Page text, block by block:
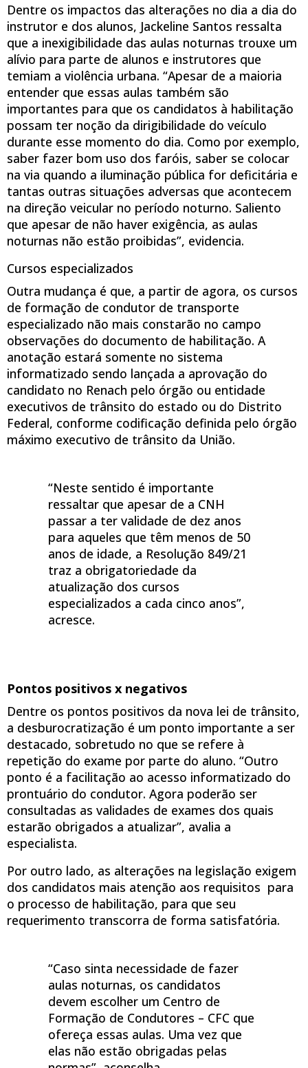
Dentre os impactos das alterações no dia a dia do
instrutor e dos alunos, Jackeline Santos ressalta
que a inexigibilidade das aulas noturnas trouxe um
alívio para parte de alunos e instrutores que
temiam a violência urbana. “Apesar de a maioria
entender que essas aulas também são
importantes para que os candidatos à habilitação
possam ter noção da dirigibilidade do veículo
durante esse momento do dia. Como por exemplo,
saber fazer bom uso dos faróis, saber se colocar
na via quando a iluminação pública for deficitária e
tantas outras situações adversas que acontecem
na direção veicular no período noturno. Saliento
que apesar de não haver exigência, as aulas
noturnas não estão proibidas”, evidencia.
Cursos especializados
Outra mudança é que, a partir de agora, os cursos
de formação de condutor de transporte
especializado não mais constarão no campo
observações do documento de habilitação. A
anotação estará somente no sistema
informatizado sendo lançada a aprovação do
candidato no Renach pelo órgão ou entidade
executivos de trânsito do estado ou do Distrito
Federal, conforme codificação definida pelo órgão
máximo executivo de trânsito da União.
“Neste sentido é importante
ressaltar que apesar de a CNH
passar a ter validade de dez anos
para aqueles que têm menos de 50
anos de idade, a Resolução 849/21
traz a obrigatoriedade da
atualização dos cursos
especializados a cada cinco anos”,
acresce.
Pontos positivos x negativos
Dentre os pontos positivos da nova lei de trânsito,
a desburocratização é um ponto importante a ser
destacado, sobretudo no que se refere à
repetição do exame por parte do aluno. “Outro
ponto é a facilitação ao acesso informatizado do
prontuário do condutor. Agora poderão ser
consultadas as validades de exames dos quais
estarão obrigados a atualizar”, avalia a
especialista.
Por outro lado, as alterações na legislação exigem
dos candidatos mais atenção aos requisitos para
o processo de habilitação, para que seu
requerimento transcorra de forma satisfatória.
“Caso sinta necessidade de fazer
aulas noturnas, os candidatos
devem escolher um Centro de
Formação de Condutores – CFC que
ofereça essas aulas. Uma vez que
elas não estão obrigadas pelas